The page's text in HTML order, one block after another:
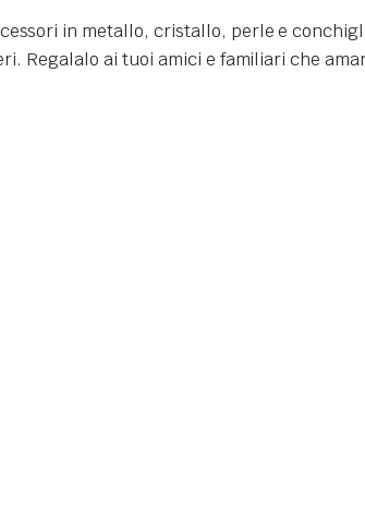
in metallo, cristallo, perle e
Regalalo ai tuoi amici e familiari che